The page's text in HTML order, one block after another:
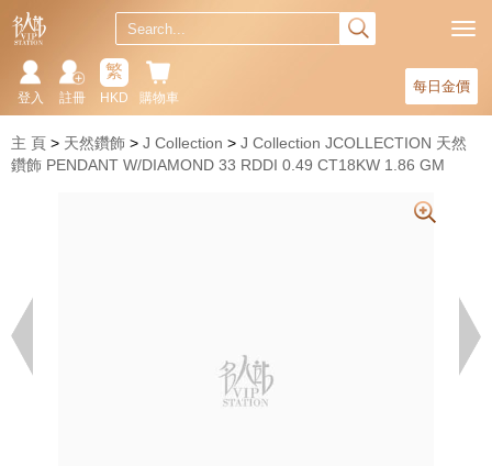
每日金價
購物車
繁
HKD
註冊
登入
主 頁 天然鑽飾 J Collection
J Collection JCOLLECTION 天然
鑽飾 PENDANT W/DIAMOND 33 RDDI 0.49 CT18KW 1.86 GM